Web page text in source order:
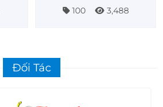
100 3,488
Đối Tác